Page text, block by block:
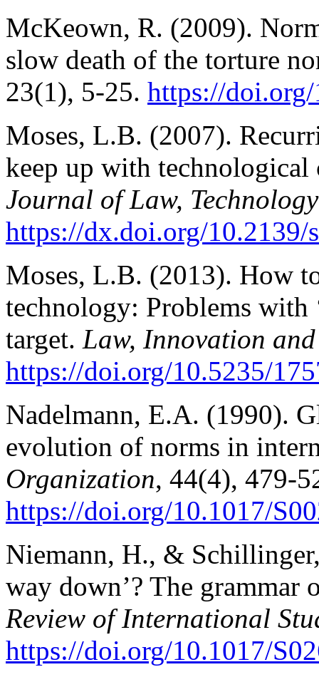
McKeown, R. (2009).
slow death of the torture
23(1), 5-25. https://
Moses, L.B. (2007).
keep up with technological
Journal of Law,
https://dx.doi.org/10.2139/
Moses, L.B. (2013). How
technology: Problems with
target. Law, Innovation
https://doi.org/10.5235/
Nadelmann, E.A. (1990).
evolution of norms in
Organization, 44(4), 479-
https://doi.org/10.1017/
Niemann, H., &
way down’? The grammar
Review of International
https://doi.org/10.1017/